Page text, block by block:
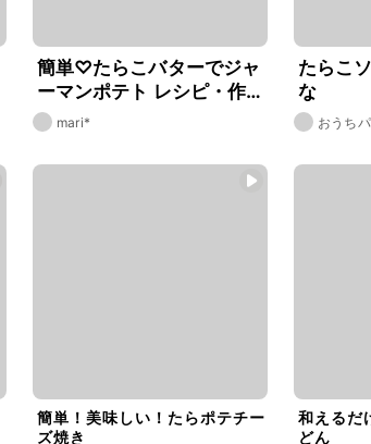
簡単♡たらこバターでジャ
ーマンポテト レシピ・作
り方mari*
たらこ
な
おうち
簡単！美味しい！たらポテチー
ズ焼き
和えるだ
どん